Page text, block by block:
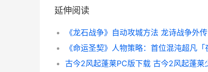
延伸阅读
《龙石战争》自动攻城方法 龙诗战争外传